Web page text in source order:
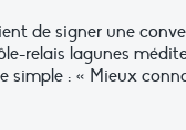
de signer une
relais lagunes
simple : « Mieux